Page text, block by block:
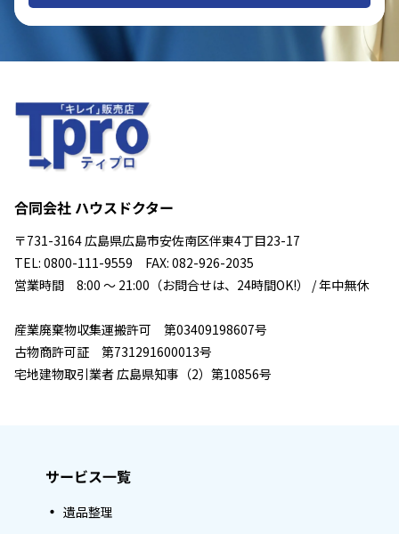
合同会社 ハウスドクター
〒731-3164 広島県広島市安佐南区伴東4丁目23-17
TEL: 0800-111-9559 FAX: 082-926-2035
営業時間 8:00 ～ 21:00（お問合せは、24時間OK!） / 年中無休
産業廃棄物収集運搬許可 第03409198607号
古物商許可証 第731291600013号
宅地建物取引業者 広島県知事（2）第10856号
サービス一覧
遺品整理